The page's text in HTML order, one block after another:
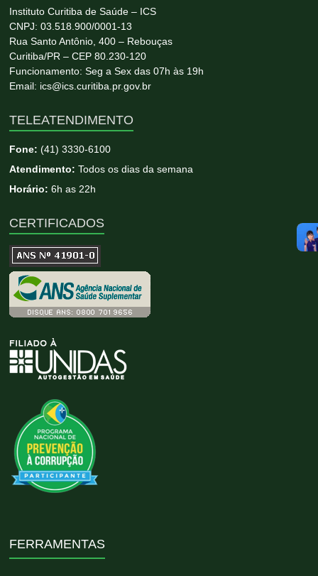
Instituto Curitiba de Saúde – ICS
CNPJ: 03.518.900/0001-13
Rua Santo Antônio, 400 – Rebouças
Curitiba/PR – CEP 80.230-120
Funcionamento: Seg a Sex das 07h às 19h
Email: ics@ics.curitiba.pr.gov.br
TELEATENDIMENTO
Fone:(41) 3330-6100
Atendimento: Todos os dias da semana
Horário: 6h as 22h
CERTIFICADOS
FERRAMENTAS